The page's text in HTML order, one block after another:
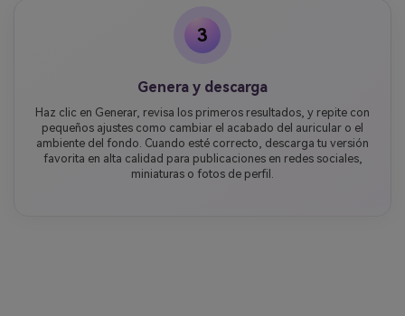
3
Genera y descarga
Haz clic en Generar, revisa los primeros resultados, y repite con
pequeños ajustes como cambiar el acabado del auricular o el
ambiente del fondo. Cuando esté correcto, descarga tu versión
favorita en alta calidad para publicaciones en redes sociales,
miniaturas o fotos de perfil.